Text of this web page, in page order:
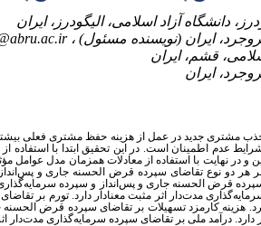
مشتری جدید در عمل از هزینه حفظ مشتری فعلی بیشتر
عدم اطمینان است. در این تحقیق ابتدا با استفاده
و در نهایت با استفاده از معادلات همزمان مدل عوامل
بر هر دو نوع تقاضای سپرده قرض الحسنه جاری و پس
سپرده قرض الحسنه جاری و پس انداز و سپرده سرمایه
گذاری مدتدار اثر مثبت معنادار دارد. تورم بر
هزینه کارمزد تسهیلات بر تقاضای سپرده قرض
دارد. درآمد ملی بر تقاضای سپرده سرمایهگذاری مدتدار